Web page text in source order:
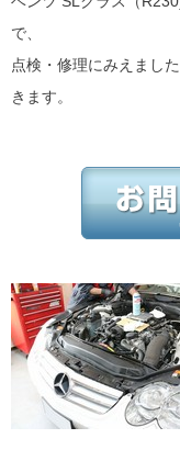
で、
点検・修理にみえまし
きます。